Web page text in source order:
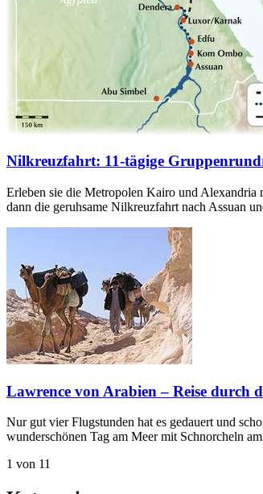
Nilkreuzfahrt: 11-tägige
Erleben sie die Metropolen Kairo und Alexandria
dann die geruhsame Nilkreuzfahrt nach Assuan
Lawrence von Arabien – Reise durch
Nur gut vier Flugstunden hat es gedauert und
wunderschönen Tag am Meer mit Schnorcheln
1 von 11